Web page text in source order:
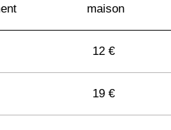
maison
12 €
19 €